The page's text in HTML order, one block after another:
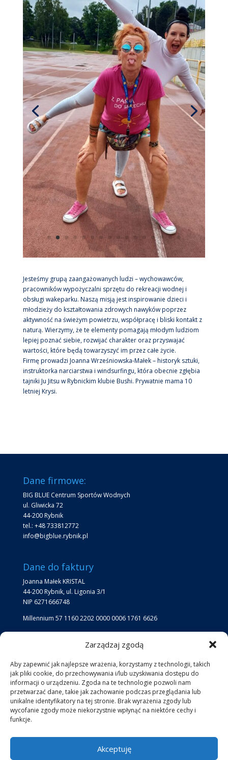
Zarządzaj zgodą
Aby zapewnić jak najlepsze wrażenia, korzystamy z technologii, takich
jak pliki cookie, do przechowywania i/lub uzyskiwania dostępu do
informacji o urządzeniu. Zgoda na te technologie pozwoli nam
przetwarzać dane, takie jak zachowanie podczas przeglądania lub
unikalne identyfikatory na tej stronie. Brak wyrażenia zgody lub
wycofanie zgody może niekorzystnie wpłynąć na niektóre cechy i
funkcje.
Akceptuję
Jesteśmy grupą zaangażowanych ludzi – wychowawców,
pracowników wypożyczalni sprzętu do rekreacji wodnej i
obsługi wakeparku. Naszą misją jest inspirowanie dzieci i
młodzieży do kształtowania zdrowych nawyków poprzez
aktywność na świeżym powietrzu, współpracę i bliski kontakt z
naturą. Wierzymy, że te elementy pomagają młodym ludziom
lepiej poznać siebie, rozwijać charakter oraz przyswajać
wartości, które będą towarzyszyć im przez całe życie.
Firmę prowadzi Joanna Wrześniowska-Małek – historyk sztuki,
instruktorka narciarstwa i windsurfingu, która obecnie zgłębia
tajniki Ju Jitsu w Rybnickim klubie Bushi. Prywatnie mama 10
letniej Krysi.
Dane firmowe:
BIG BLUE Centrum Sportów Wodnych
ul. Gliwicka 72
44-200 Rybnik
tel.: +48 733812772
info@bigblue.rybnik.pl
Dane do faktury
Joanna Małek KRISTAL
44-200 Rybnik, ul. Ligonia 3/1
NIP 6271666748
Millennium 57 1160 2202 0000 0006 1761 6626
Lokalizacja Big Blue:
jezioro przy kąpielisku Ruda
Social MediaFacebook
Instagram